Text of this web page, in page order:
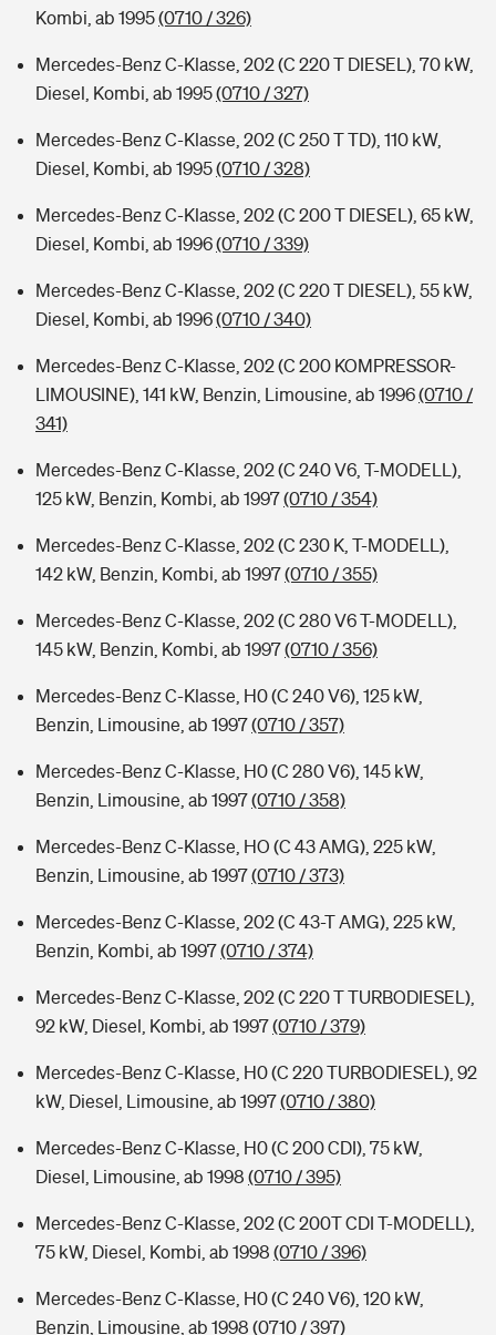
Kombi, ab 1995(0710 / 326)
Mercedes-Benz C-Klasse, 202 (C 220 T DIESEL), 70 kW,
Diesel, Kombi, ab 1995(0710 / 327)
Mercedes-Benz C-Klasse, 202 (C 250 T TD), 110 kW,
Diesel, Kombi, ab 1995(0710 / 328)
Mercedes-Benz C-Klasse, 202 (C 200 T DIESEL), 65 kW,
Diesel, Kombi, ab 1996(0710 / 339)
Mercedes-Benz C-Klasse, 202 (C 220 T DIESEL), 55 kW,
Diesel, Kombi, ab 1996(0710 / 340)
Mercedes-Benz C-Klasse, 202 (C 200 KOMPRESSOR-
LIMOUSINE), 141 kW, Benzin, Limousine, ab 1996(0710 /
341)
Mercedes-Benz C-Klasse, 202 (C 240 V6, T-MODELL),
125 kW, Benzin, Kombi, ab 1997(0710 / 354)
Mercedes-Benz C-Klasse, 202 (C 230 K, T-MODELL),
142 kW, Benzin, Kombi, ab 1997(0710 / 355)
Mercedes-Benz C-Klasse, 202 (C 280 V6 T-MODELL),
145 kW, Benzin, Kombi, ab 1997(0710 / 356)
Mercedes-Benz C-Klasse, H0 (C 240 V6), 125 kW,
Benzin, Limousine, ab 1997(0710 / 357)
Mercedes-Benz C-Klasse, H0 (C 280 V6), 145 kW,
Benzin, Limousine, ab 1997(0710 / 358)
Mercedes-Benz C-Klasse, HO (C 43 AMG), 225 kW,
Benzin, Limousine, ab 1997(0710 / 373)
Mercedes-Benz C-Klasse, 202 (C 43-T AMG), 225 kW,
Benzin, Kombi, ab 1997(0710 / 374)
Mercedes-Benz C-Klasse, 202 (C 220 T TURBODIESEL),
92 kW, Diesel, Kombi, ab 1997(0710 / 379)
Mercedes-Benz C-Klasse, H0 (C 220 TURBODIESEL), 92
kW, Diesel, Limousine, ab 1997(0710 / 380)
Mercedes-Benz C-Klasse, H0 (C 200 CDI), 75 kW,
Diesel, Limousine, ab 1998 (0710 / 395)
Mercedes-Benz C-Klasse, 202 (C 200T CDI T-MODELL),
75 kW, Diesel, Kombi, ab 1998 (0710 / 396)
Mercedes-Benz C-Klasse, H0 (C 240 V6), 120 kW,
Benzin, Limousine, ab 1998 (0710 / 397)